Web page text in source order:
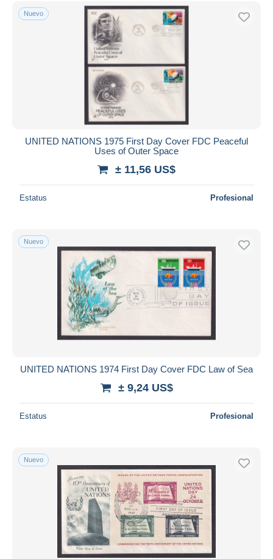
Sólo con descuento
Envío gratis
Métodos de pago
PayPal
Transferencia bancaria
Mastercard
Bancontact
iDeal
Maestro
Residencia del vendedor
Aplicar
Nuevo
UNITED NATIONS 1975 First Day Cover FDC Peaceful
Uses of Outer Space
± 11,56 US$
Estatus Profesional
Nuevo
UNITED NATIONS 1974 First Day Cover FDC Law of Sea
± 9,24 US$
Estatus Profesional
Nuevo